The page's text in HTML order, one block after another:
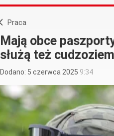
Praca
Mają obce
służą też
Dodano: 5 czerwca 2025 9:34